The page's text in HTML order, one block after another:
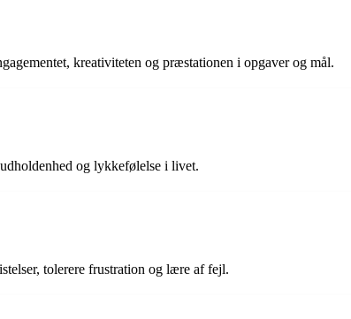
kreativiteten og præstationen i opgaver og mål.
og lykkefølelse i livet.
tolerere frustration og lære af fejl.